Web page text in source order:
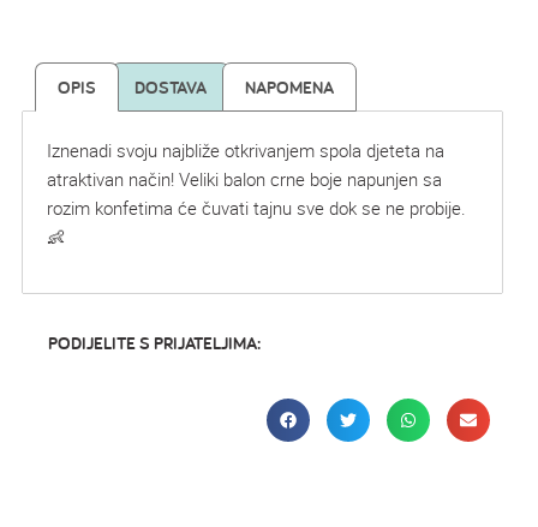
OPIS DOSTAVA NAPOMENA
Iznenadi svoju najbliže otkrivanjem spola djeteta na
atraktivan način! Veliki balon crne boje napunjen sa
rozim konfetima će čuvati tajnu sve dok se ne probije.
👶
PODIJELITE S PRIJATELJIMA: